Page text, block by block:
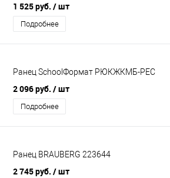
1 525 руб. / шт
Подробнее
Ранец SchoolФормат РЮКЖКМБ-РЕС
2 096 руб. / шт
Подробнее
Ранец BRAUBERG 223644
2 745 руб. / шт